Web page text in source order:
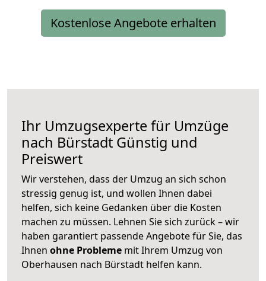
Kostenlose Angebote erhalten
Ihr Umzugsexperte für Umzüge
nach Bürstadt Günstig und
Preiswert
Wir verstehen, dass der Umzug an sich schon
stressig genug ist, und wollen Ihnen dabei
helfen, sich keine Gedanken über die Kosten
machen zu müssen. Lehnen Sie sich zurück – wir
haben garantiert passende Angebote für Sie, das
Ihnen ohne Probleme mit Ihrem Umzug von
Oberhausen nach Bürstadt helfen kann.